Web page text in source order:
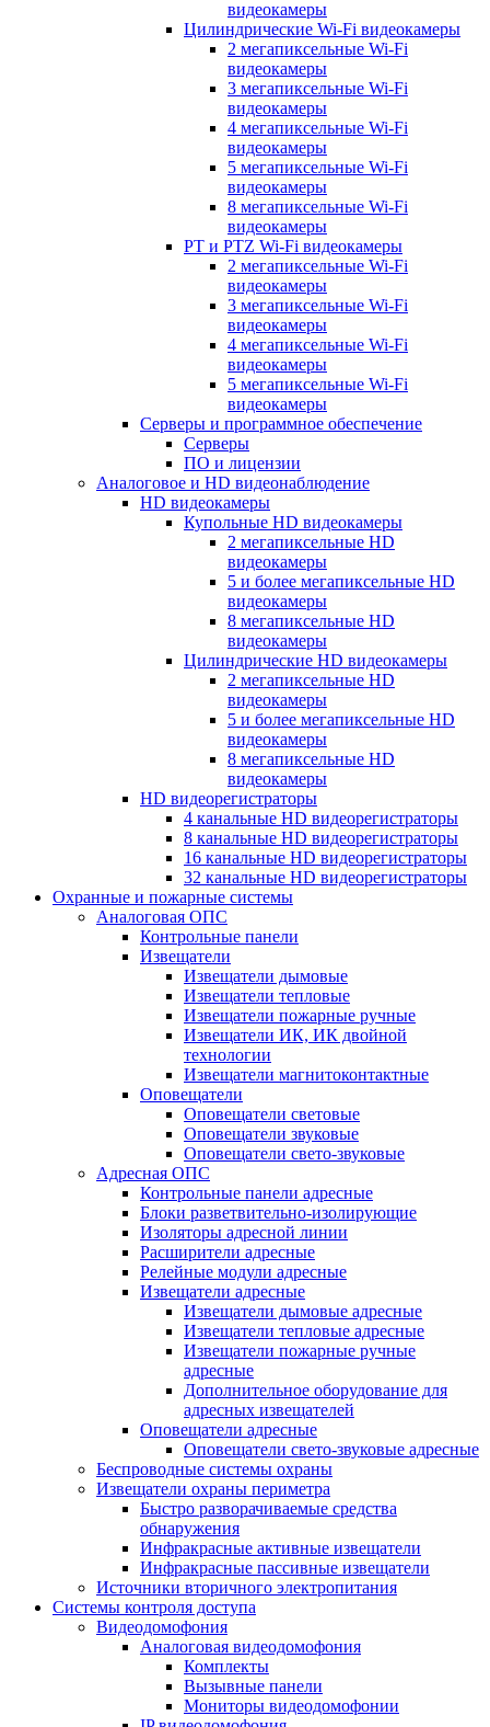
видеокамеры
Цилиндрические Wi-Fi видеокамеры
2 мегапиксельные Wi-Fi
видеокамеры
3 мегапиксельные Wi-Fi
видеокамеры
4 мегапиксельные Wi-Fi
видеокамеры
5 мегапиксельные Wi-Fi
видеокамеры
8 мегапиксельные Wi-Fi
видеокамеры
PT и PTZ Wi-Fi видеокамеры
2 мегапиксельные Wi-Fi
видеокамеры
3 мегапиксельные Wi-Fi
видеокамеры
4 мегапиксельные Wi-Fi
видеокамеры
5 мегапиксельные Wi-Fi
видеокамеры
Серверы и программное обеспечение
Серверы
ПО и лицензии
Аналоговое и HD видеонаблюдение
HD видеокамеры
Купольные HD видеокамеры
2 мегапиксельные HD
видеокамеры
5 и более мегапиксельные HD
видеокамеры
8 мегапиксельные HD
видеокамеры
Цилиндрические HD видеокамеры
2 мегапиксельные HD
видеокамеры
5 и более мегапиксельные HD
видеокамеры
8 мегапиксельные HD
видеокамеры
HD видеорегистраторы
4 канальные HD видеорегистраторы
8 канальные HD видеорегистраторы
16 канальные HD видеорегистраторы
32 канальные HD видеорегистраторы
Охранные и пожарные системы
Аналоговая ОПС
Контрольные панели
Извещатели
Извещатели дымовые
Извещатели тепловые
Извещатели пожарные ручные
Извещатели ИК, ИК двойной
технологии
Извещатели магнитоконтактные
Оповещатели
Оповещатели световые
Оповещатели звуковые
Оповещатели свето-звуковые
Адресная ОПС
Контрольные панели адресные
Блоки разветвительно-изолирующие
Изоляторы адресной линии
Расширители адресные
Релейные модули адресные
Извещатели адресные
Извещатели дымовые адресные
Извещатели тепловые адресные
Извещатели пожарные ручные
адресные
Дополнительное оборудование для
адресных извещателей
Оповещатели адресные
Оповещатели свето-звуковые адресные
Беспроводные системы охраны
Извещатели охраны периметра
Быстро разворачиваемые средства
обнаружения
Инфракрасные активные извещатели
Инфракрасные пассивные извещатели
Источники вторичного электропитания
Системы контроля доступа
Видеодомофония
Аналоговая видеодомофония
Комплекты
Вызывные панели
Мониторы видеодомофонии